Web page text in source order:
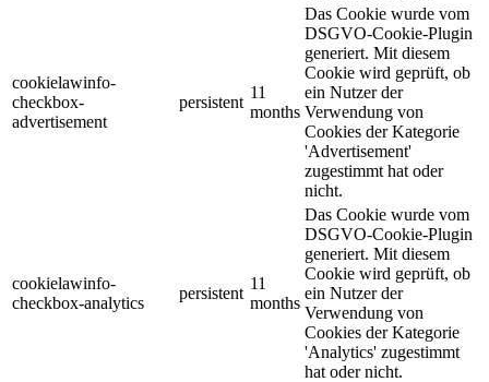
cookielawinfo-
checkbox-
advertisement
persistent
11
months
Das Cookie wurde vom
DSGVO-Cookie-Plugin
generiert. Mit diesem
Cookie wird geprüft, ob
ein Nutzer der
Verwendung von
Cookies der Kategorie
'Advertisement'
zugestimmt hat oder
nicht.
cookielawinfo-
checkbox-analytics
persistent
11
months
Das Cookie wurde vom
DSGVO-Cookie-Plugin
generiert. Mit diesem
Cookie wird geprüft, ob
ein Nutzer der
Verwendung von
Cookies der Kategorie
'Analytics' zugestimmt
hat oder nicht.